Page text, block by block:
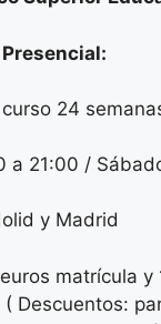
24
a 21:00 /
y Madrid
matrícula y
Descuentos: